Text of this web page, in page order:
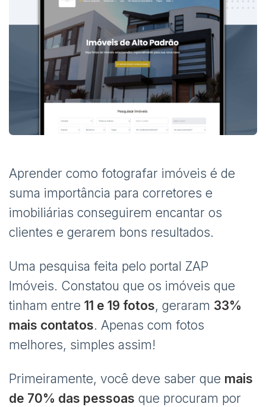
Aprender como fotografar imóveis é de
suma importância para corretores e
imobiliárias conseguirem encantar os
clientes e gerarem bons resultados.
Uma pesquisa feita pelo portal ZAP
Imóveis. Constatou que os imóveis que
tinham entre 11 e 19 fotos, geraram 33%
mais contatos. Apenas com fotos
melhores, simples assim!
Primeiramente, você deve saber que mais
de 70% das pessoas que procuram por